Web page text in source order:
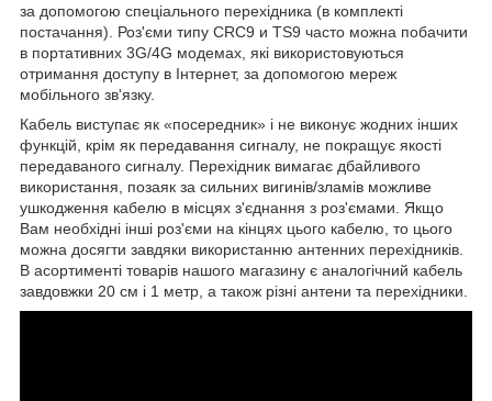
за допомогою спеціального перехідника (в комплекті
постачання). Роз'єми типу CRC9 и TS9 часто можна побачити
в портативних 3G/4G модемах, які використовуються
отримання доступу в Інтернет, за допомогою мереж
мобільного зв'язку.
Кабель виступає як «посередник» і не виконує жодних інших
функцій, крім як передавання сигналу, не покращує якості
передаваного сигналу. Перехідник вимагає дбайливого
використання, позаяк за сильних вигинів/зламів можливе
ушкодження кабелю в місцях з'єднання з роз'ємами. Якщо
Вам необхідні інші роз'єми на кінцях цього кабелю, то цього
можна досягти завдяки використанню антенних перехідників.
В асортименті товарів нашого магазину є аналогічний кабель
завдовжки 20 см і 1 метр, а також різні антени та перехідники.